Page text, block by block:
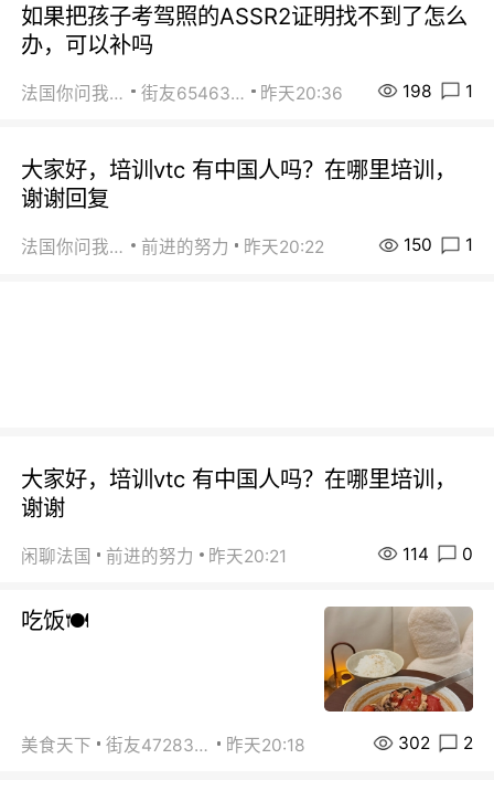
如果把孩子考驾照的ASSR2证明找不到了怎么
办，可以补吗
法国你问我答 街友65463281 昨天20:36 198 1
大家好，培训vtc 有中国人吗？在哪里培训，
谢谢回复
法国你问我答 前进的努力 昨天20:22 150 1
大家好，培训vtc 有中国人吗？在哪里培训，
谢谢
闲聊法国 前进的努力 昨天20:21 114 0
吃饭🍽️
美食天下 街友472838572 昨天20:18 302 2